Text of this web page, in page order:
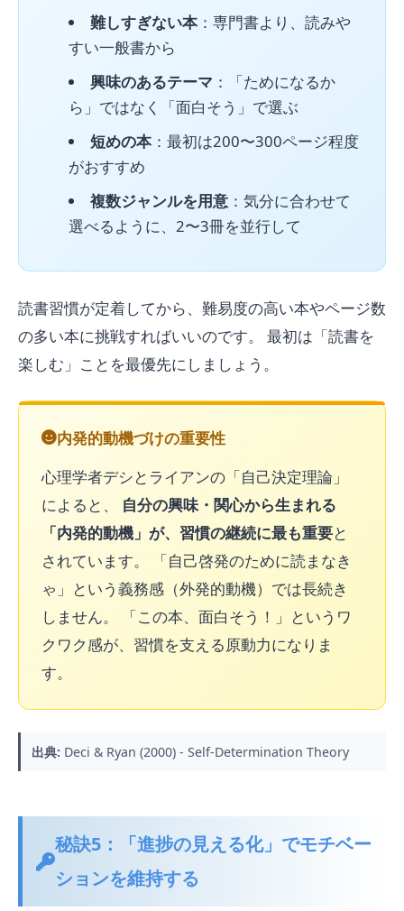
難しすぎない本：専門書より、読みや
すい一般書から
興味のあるテーマ ：「ためになるか
ら」ではなく「面白そう」で選ぶ
短めの本：最初は200〜300ページ程度
がおすすめ
複数ジャンルを用意：気分に合わせて
選べるように、2〜3冊を並行して
読書習慣が定着してから、難易度の高い本やページ数
の多い本に挑戦すればいいのです。 最初は「読書を
楽しむ」ことを最優先にしましょう。
内発的動機づけの重要性
心理学者デシとライアンの「自己決定理論」
によると、 自分の興味・関心から生まれる
「内発的動機」が、習慣の継続に最も重要と
されています。 「自己啓発のために読まなき
ゃ」という義務感（外発的動機）では長続き
しません。 「この本、面白そう！」というワ
クワク感が、習慣を支える原動力になりま
す。
出典: Deci & Ryan (2000) - Self-Determination Theory
秘訣5：「進捗の見える化」でモチベー
ションを維持する